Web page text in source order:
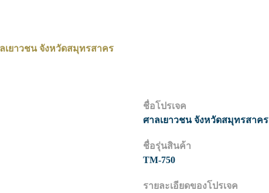
เยาวชน จังหวัดสมุทรสาคร
ชื่อโปรเจค
ศาลเยาวชน จังหวัดสมุทรสาคร
ชื่อรุ่นสินค้า
TM-750
รายละเอียดของโปรเจค